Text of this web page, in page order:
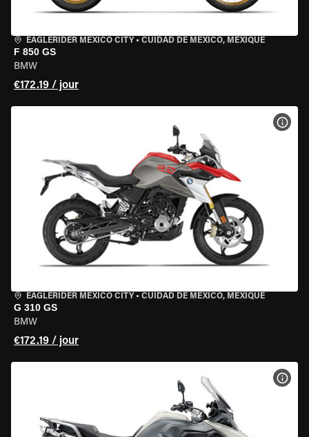
EAGLERIDER MEXICO CITY • CUIDAD DE MEXICO, MEXIQUE
F 850 GS
BMW
€172.19 / jour
EAGLERIDER MEXICO CITY • CUIDAD DE MEXICO, MEXIQUE
G 310 GS
BMW
€172.19 / jour